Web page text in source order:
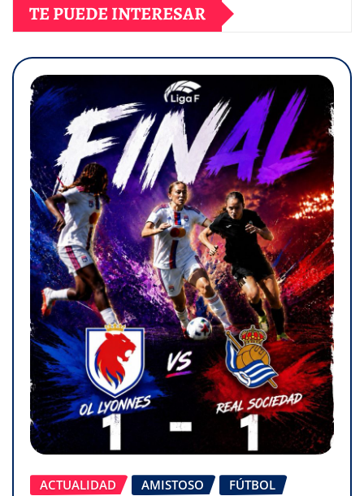
TE PUEDE INTERESAR
ACTUALIDAD AMISTOSO FÚTBOL